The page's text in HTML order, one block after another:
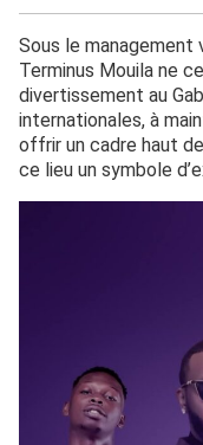
Sous le management
Terminus Mouila ne
divertissement au
internationales, à
offrir un cadre haut
ce lieu un symbole